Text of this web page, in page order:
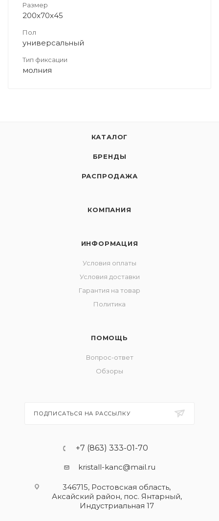
Размер
200х70х45
Пол
универсальный
Тип фиксации
молния
КАТАЛОГ
БРЕНДЫ
РАСПРОДАЖА
КОМПАНИЯ
ИНФОРМАЦИЯ
Условия оплаты
Условия доставки
Гарантия на товар
Политика
ПОМОЩЬ
Вопрос-ответ
Обзоры
ПОДПИСАТЬСЯ НА РАССЫЛКУ
+7 (863) 333-01-70
kristall-kanc@mail.ru
346715, Ростовская область​,
Аксайский район, пос. Янтарный,
Индустриальная 17